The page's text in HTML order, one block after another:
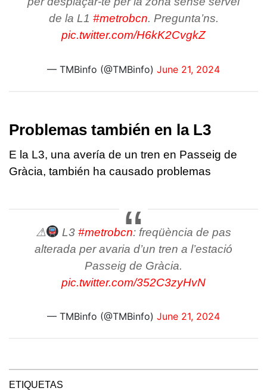
de la L1 #metrobcn. Pregunta’ns.
pic.twitter.com/H6kK2CvgkZ
— TMBinfo (@TMBinfo) June 21, 2024
Problemas también en la L3
E la L3, una avería de un tren en Passeig de
Gràcia, también ha causado problemas
⚠ L3 #metrobcn: freqüència de pas
alterada per avaria d’un tren a l’estació
Passeig de Gràcia.
pic.twitter.com/352C3zyHvN
— TMBinfo (@TMBinfo) June 21, 2024
ETIQUETAS